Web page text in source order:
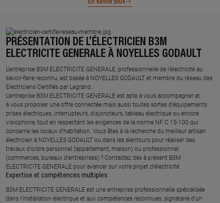
PRÉSENTATION DE L’ÉLECTRICIEN B3M
ELECTRICITE GENERALE À NOYELLES GODAULT
L’entreprise B3M ELECTRICITE GENERALE, professionnelle de l’électricité au
savoir-faire reconnu, est basée à NOYELLES GODAULT et membre du réseau des
Electriciens Certifiés par Legrand.​
L’entreprise B3M ELECTRICITE GENERALE est apte à vous accompagner et
à vous proposer une offre connectée mais aussi toutes sortes d'équipements :
prises électriques, interrupteurs, disjoncteurs, tableau électrique ou encore
visiophone, tout en respectant les exigences de la norme NF C 15-100 qui
concerne les locaux d’habitation. Vous êtes à la recherche du meilleur artisan
électricien à NOYELLES GODAULT ou dans les alentours pour réaliser des
travaux d'ordre personnel (appartement, maison) ou professionnel
(commerces, bureaux d'entreprises) ? Contactez dès à présent B3M
ELECTRICITE GENERALE pour avancer sur votre projet d’électricité.
Expertise et compétences multiples​
​B3M ELECTRICITE GENERALE est une entreprise professionnelle spécialisée
dans l’installation électrique et aux compétences reconnues, ​signataire d'un